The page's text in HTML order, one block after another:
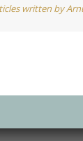
written by